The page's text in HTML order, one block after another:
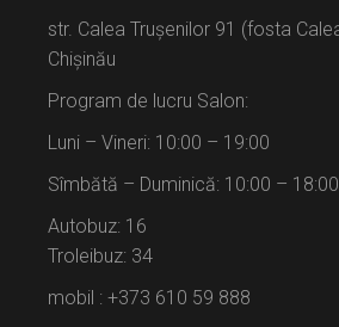
str. Calea Trușenilor 91 (fosta
Chișinău
Program de lucru Salon:
Luni – Vineri: 10:00 – 19:00
Sîmbătă – Duminică: 10:00 – 18:00
Autobuz: 16
Troleibuz: 34
mobil : +373 610 59 888